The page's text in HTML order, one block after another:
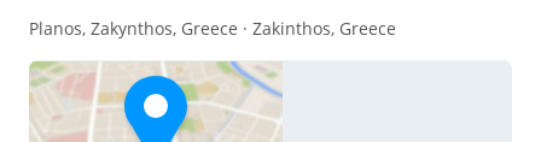
Planos, Zakynthos, Greece · Zakinthos, Greece